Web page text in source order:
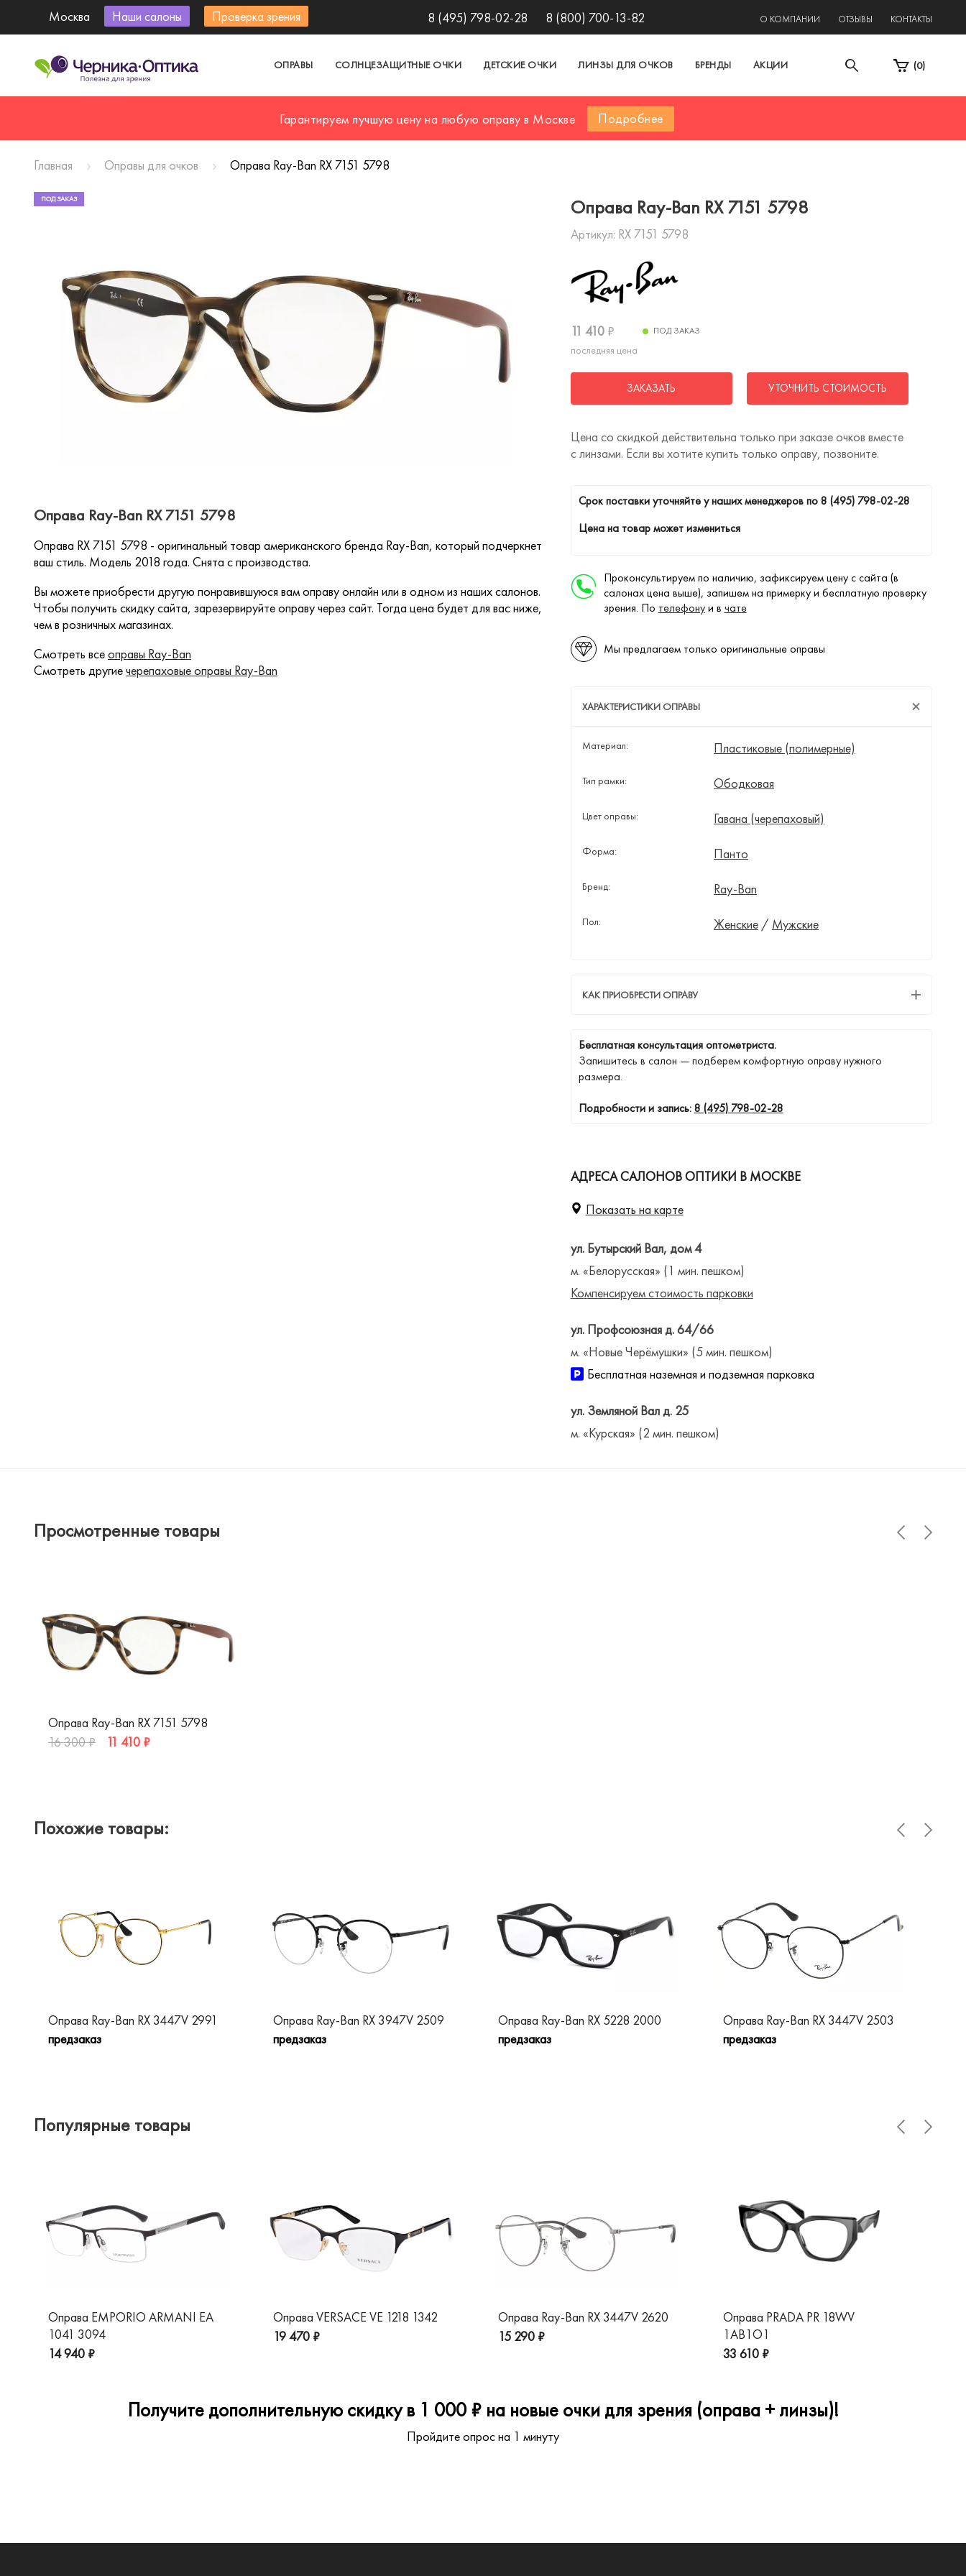
Москва Наши салоны Проверка зрения 8 (495) 798-02-28 8 (800) 700-13-82 О КОМПАНИИ ОТЗЫВЫ КОНТАКТЫ
ОПРАВЫ СОЛНЦЕЗАЩИТНЫЕ ОЧКИ ДЕТСКИЕ ОЧКИ ЛИНЗЫ ДЛЯ ОЧКОВ БРЕНДЫ АКЦИИ (0)
Гарантируем лучшую цену на любую оправу в Москве Подробнее
Главная Оправы для очков Оправа Ray-Ban RX 7151 5798
Оправа Ray-Ban RX 7151 5798
Артикул: RX 7151 5798
11 410 ₽
последняя цена
ПОД ЗАКАЗ
ЗАКАЗАТЬ УТОЧНИТЬ СТОИМОСТЬ
Цена со скидкой действительна только при заказе очков вместе
с линзами. Если вы хотите купить только оправу, позвоните.
Cрок поставки уточняйте у наших менеджеров по8 (495) 798-02-28
Цена на товар может измениться
Проконсультируем по наличию, зафиксируем цену с сайта (в
салонах цена выше), запишем на примерку и бесплатную проверку
зрения. По телефонуи в чате
Мы предлагаем только оригинальные оправы
ХАРАКТЕРИСТИКИ ОПРАВЫ
Материал: Пластиковые (полимерные)
Тип рамки: Ободковая
Цвет оправы: Гавана (черепаховый)
Форма: Панто
Бренд: Ray-Ban
Пол: Женские/ Мужские
КАК ПРИОБРЕСТИ ОПРАВУ
Бесплатная консультация оптометриста.
Запишитесь в салон — подберем комфортную оправу нужного
размера.
Подробности и запись:8 (495) 798-02-28
АДРЕСА САЛОНОВ ОПТИКИ В МОСКВЕ
Показать на карте
ул. Бутырский Вал, дом 4
м. «Белорусская» (1 мин. пешком)
Компенсируем стоимость парковки
ул. Профсоюзная д. 64/66
м. «Новые Черёмушки» (5 мин. пешком)
Бесплатная наземная и подземная парковка
ул. Земляной Вал д. 25
м. «Курская» (2 мин. пешком)
ПОД ЗАКАЗ
Оправа Ray-Ban RX 7151 5798
Оправа RX 7151 5798 - оригинальный товар американского бренда Ray-Ban, который подчеркнет
ваш стиль. Модель 2018 года. Снята с производства.
Вы можете приобрести другую понравившуюся вам оправу онлайн или в одном из наших салонов.
Чтобы получить скидку сайта, зарезервируйте оправу через сайт. Тогда цена будет для вас ниже,
чем в розничных магазинах.
Смотреть всеоправы Ray-Ban
Смотреть другиечерепаховые оправы Ray-Ban
Просмотренные товары
Оправа Ray-Ban RX 7151 5798
16 300 ₽
11 410 ₽
Похожие товары:
Оправа Ray-Ban RX 3447V 2991
предзаказ
Оправа Ray-Ban RX 3947V 2509
предзаказ
Оправа Ray-Ban RX 5228 2000
предзаказ
Оправа Ray-Ban RX 3447V 2503
предзаказ
Популярные товары
Оправа EMPORIO ARMANI EA
1041 3094
14 940 ₽
Оправа VERSACE VE 1218 1342
19 470 ₽
Оправа Ray-Ban RX 3447V 2620
15 290 ₽
Оправа PRADA PR 18WV
1AB1O1
33 610 ₽
Получите дополнительную скидку в 1 000 ₽ на новые очки для зрения (оправа + линзы)!
Пройдите опрос на 1 минуту